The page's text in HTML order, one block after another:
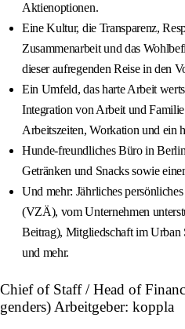
Aktienoptionen.
Eine Kultur, die Transparenz,
Zusammenarbeit und das
dieser aufregenden Reise in den
Ein Umfeld, das harte Arbeit
Integration von Arbeit und
Arbeitszeiten, Workation und ein
Hunde-freundliches Büro in
Getränken und Snacks sowie
Und mehr: Jährliches
(VZÄ), vom Unternehmen
Beitrag), Mitgliedschaft im
und mehr.
Chief of Staff / Head of
genders) Arbeitgeber: koppla